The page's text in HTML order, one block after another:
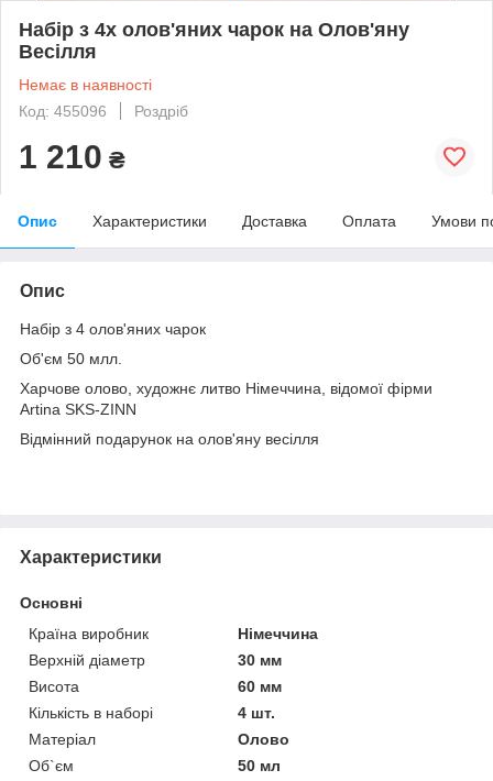
Набір з 4х олов'яних чарок на Олов'яну
Весілля
Немає в наявності
Код: 455096
Роздріб
1 210 ₴
Опис Характеристики Доставка Оплата Умови
Опис
Набір з 4 олов'яних чарок
Об'єм 50 млл.
Харчове олово, художнє литво Німеччина, відомої фірми
Artina SKS-ZINN
Відмінний подарунок на олов'яну весілля
Характеристики
Основні
Країна виробник
Німеччина
Верхній діаметр
30 мм
Висота
60 мм
Кількість в наборі
4 шт.
Матеріал
Олово
Об`єм
50 мл